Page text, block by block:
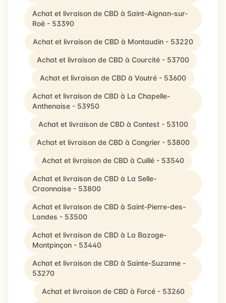
Achat et livraison de CBD à Saint-Aignan-sur-
Roë - 53390
Achat et livraison de CBD à Montaudin - 53220
Achat et livraison de CBD à Courcité - 53700
Achat et livraison de CBD à Voutré - 53600
Achat et livraison de CBD à La Chapelle-
Anthenaise - 53950
Achat et livraison de CBD à Contest - 53100
Achat et livraison de CBD à Congrier - 53800
Achat et livraison de CBD à Cuillé - 53540
Achat et livraison de CBD à La Selle-
Craonnaise - 53800
Achat et livraison de CBD à Saint-Pierre-des-
Landes - 53500
Achat et livraison de CBD à La Bazoge-
Montpinçon - 53440
Achat et livraison de CBD à Sainte-Suzanne -
53270
Achat et livraison de CBD à Forcé - 53260